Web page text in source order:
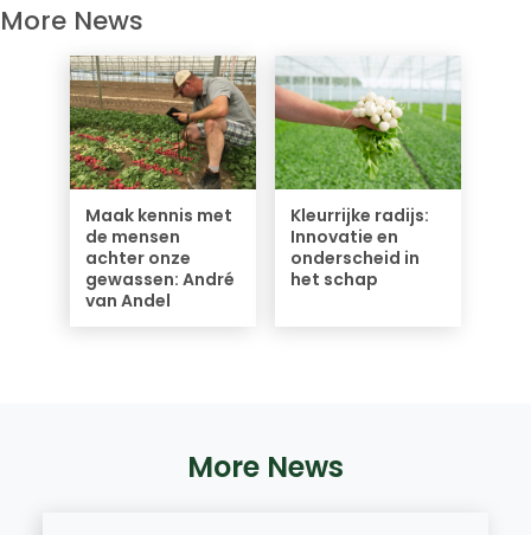
More News
Maak kennis met
de mensen
achter onze
gewassen: André
van Andel
Kleurrijke radijs:
Innovatie en
onderscheid in
het schap
More News